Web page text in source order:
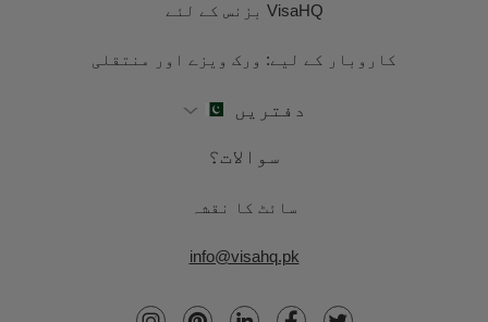
VisaHQ بزنس کے لئے
کاروبار کے لیے: ورک ویزے اور منتقلی
دفتریں
سوالات؟
سائٹ کا نقشہ
info@visahq.pk